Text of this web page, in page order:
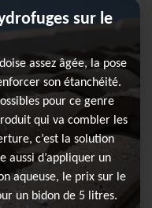
sur le
assez âgée, la pose
son étanchéité.
pour ce genre
qui va combler les
c’est la solution
aussi d’appliquer un
aqueuse, le prix sur le
un bidon de 5 litres.